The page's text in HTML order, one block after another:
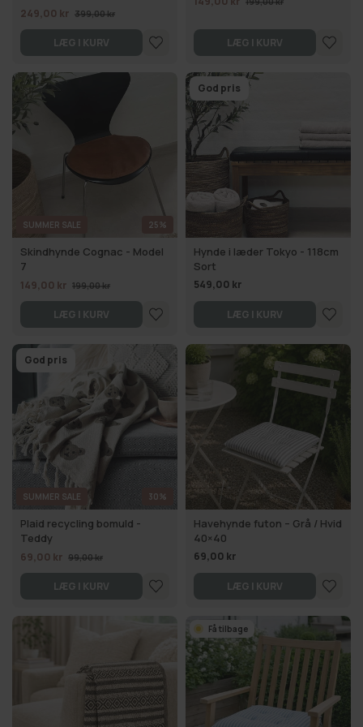
249,00 kr 399,00 kr
LÆG I KURV LÆG I KURV
SUMMER SALE 25%
Skindhynde Cognac - Model
7
149,00 kr 199,00 kr
LÆG I KURV
God pris
Hynde i læder Tokyo - 118cm
Sort
549,00 kr
LÆG I KURV
God pris
SUMMER SALE 30%
Plaid recycling bomuld -
Teddy
69,00 kr 99,00 kr
LÆG I KURV
Havehynde futon – Grå / Hvid
40×40
69,00 kr
LÆG I KURV
Få tilbage